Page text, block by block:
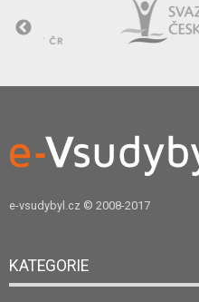
e-vsudybyl.cz © 2008-2017
KATEGORIE